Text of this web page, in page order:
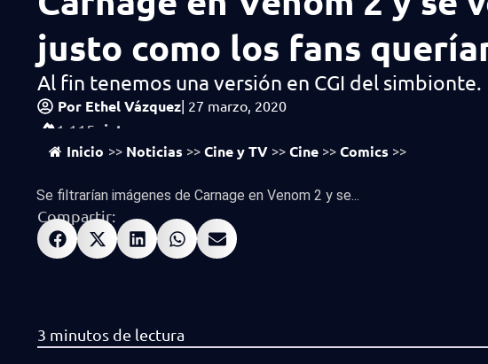
justo como los fans
Al fin tenemos una versión en CGI del simbionte.
Por Ethel Vázquez| 27 marzo, 2020
1,115 vistas
Inicio >> Noticias >> Cine y TV >> Cine >> Comics >>
Se filtrarían imágenes de Carnage en Venom 2 y se...
Compartir: